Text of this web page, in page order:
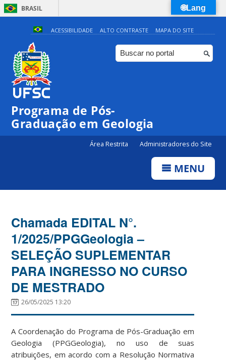
BRASIL
Simplifique!
Comunica BR
Participe
ACESSIBILIDADE ALTO CONTRASTE MAPA DO SITE
Programa de Pós-
Graduação em Geologia
Área Restrita Administradores do Site
MENU
Chamada EDITAL N°.
1/2025/PPGGeologia –
SELEÇÃO SUPLEMENTAR
PARA INGRESSO NO CURSO
DE MESTRADO
26/05/2025 13:20
A Coordenação do Programa de Pós-Graduação em
Geologia (PPGGeologia), no uso de suas
atribuições, em acordo com a Resolução Normativa
🌐Lang